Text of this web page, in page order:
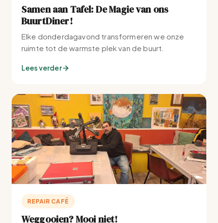
Samen aan Tafel: De Magie van ons
BuurtDiner!
Elke donderdagavond transformeren we onze
ruimte tot de warmste plek van de buurt.
Lees verder
REPAIR CAFÉ
Weggooien? Mooi niet!